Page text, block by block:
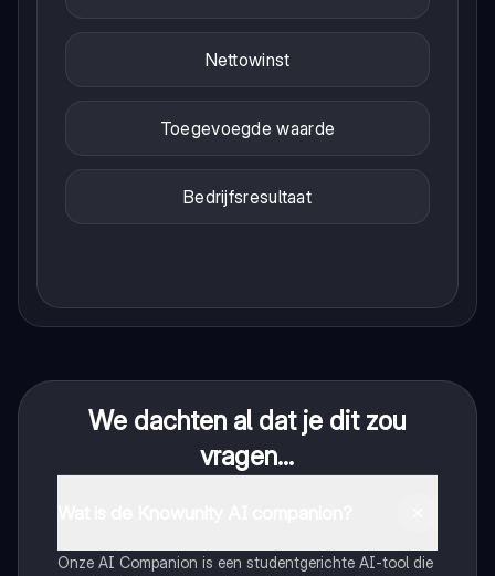
Nettowinst
Toegevoegde waarde
Bedrijfsresultaat
We dachten al dat je dit zou
vragen...
Onze AI Companion is een studentgerichte AI-tool die